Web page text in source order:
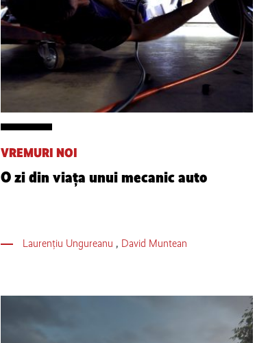
VREMURI NOI
O zi din viața unui mecanic auto
Laurențiu Ungureanu , David Muntean